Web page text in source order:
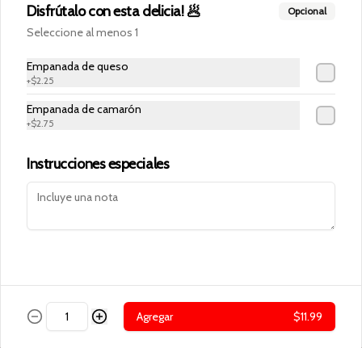
Conócenos
Términos y condiciones
Política de privacidad
Mi cuenta
Disfrútalo con esta delicia! 🥟 Opcional
Seleccione al menos 1
Empanada de queso
+$2.25
Empanada de camarón
+$2.75
Instrucciones especiales
Agregar $11.99